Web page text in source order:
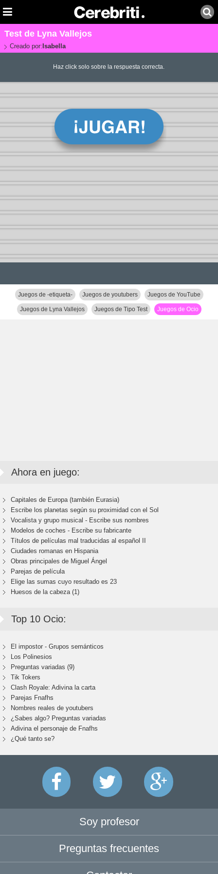
Test de Lyna Vallejos
Creado por: Isabella
Haz click solo sobre la respuesta correcta.
Juegos de -etiqueta- Juegos de youtubers Juegos de YouTube
Juegos de Lyna Vallejos Juegos de Tipo Test Juegos de Ocio
Ahora en juego:
Capitales de Europa (también Eurasia)
Escribe los planetas según su proximidad con el Sol
Vocalista y grupo musical - Escribe sus nombres
Modelos de coches - Escribe su fabricante
Títulos de películas mal traducidas al español II
Ciudades romanas en Hispania
Obras principales de Miguel Ángel
Parejas de película
Elige las sumas cuyo resultado es 23
Huesos de la cabeza (1)
Top 10 Ocio:
El impostor - Grupos semánticos
Los Polinesios
Preguntas variadas (9)
Tik Tokers
Clash Royale: Adivina la carta
Parejas Fnafhs
Nombres reales de youtubers
¿Sabes algo? Preguntas variadas
Adivina el personaje de Fnafhs
¿Qué tanto se?
Soy profesor
Preguntas frecuentes